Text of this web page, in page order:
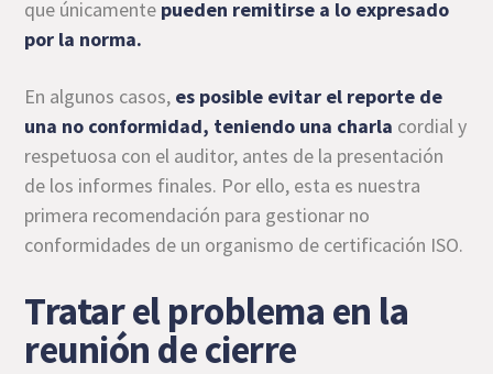
que únicamente pueden remitirse a lo expresado
por la norma.
En algunos casos, es posible evitar el reporte de
una no conformidad, teniendo una charla cordial y
respetuosa con el auditor, antes de la presentación
de los informes finales. Por ello, esta es nuestra
primera recomendación para gestionar no
conformidades de un organismo de certificación ISO.
Tratar el problema en la
reunión de cierre